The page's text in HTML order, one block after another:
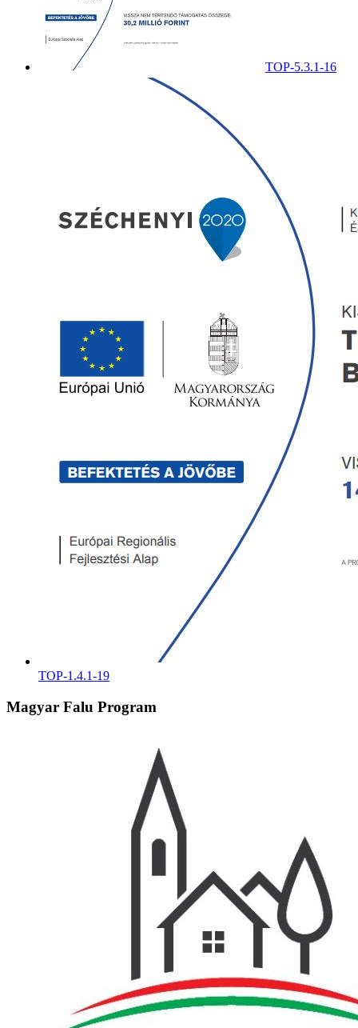
TOP-5.3.1-16
TOP-1.4.1-19
Magyar Falu Program